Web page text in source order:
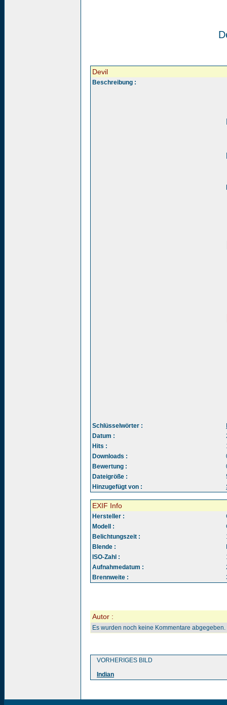
Devil
Beschreibung :
Schlüsselwörter :
Datum :
Hits :
Downloads :
Bewertung :
Dateigröße :
Hinzugefügt von :
EXIF Info
Hersteller :
Modell :
Belichtungszeit :
Blende :
ISO-Zahl :
Aufnahmedatum :
Brennweite :
Autor :
Es wurden noch keine Kommentare abgegeben.
VORHERIGES BILD
Indian